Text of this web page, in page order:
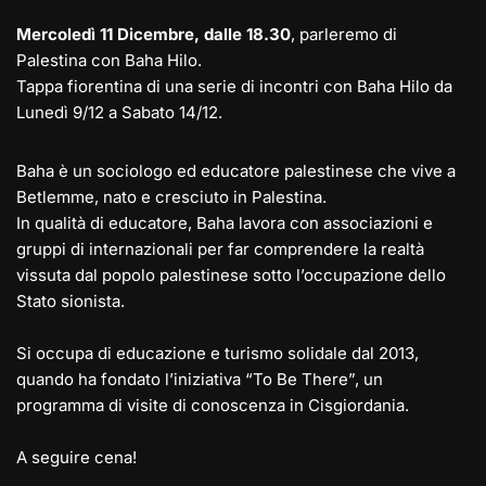
Mercoledì 11 Dicembre, dalle 18.30, parleremo di
Palestina con Baha Hilo.
Tappa fiorentina di una serie di incontri con Baha Hilo da
Lunedì 9/12 a Sabato 14/12.
Baha è un sociologo ed educatore palestinese che vive a
Betlemme, nato e cresciuto in Palestina.
In qualità di educatore, Baha lavora con associazioni e
gruppi di internazionali per far comprendere la realtà
vissuta dal popolo palestinese sotto l’occupazione dello
Stato sionista.
Si occupa di educazione e turismo solidale dal 2013,
quando ha fondato l’iniziativa “To Be There”, un
programma di visite di conoscenza in Cisgiordania.
A seguire cena!